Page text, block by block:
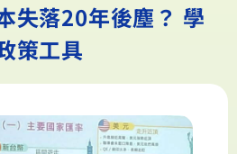
失落20年後塵？ 學
策工具